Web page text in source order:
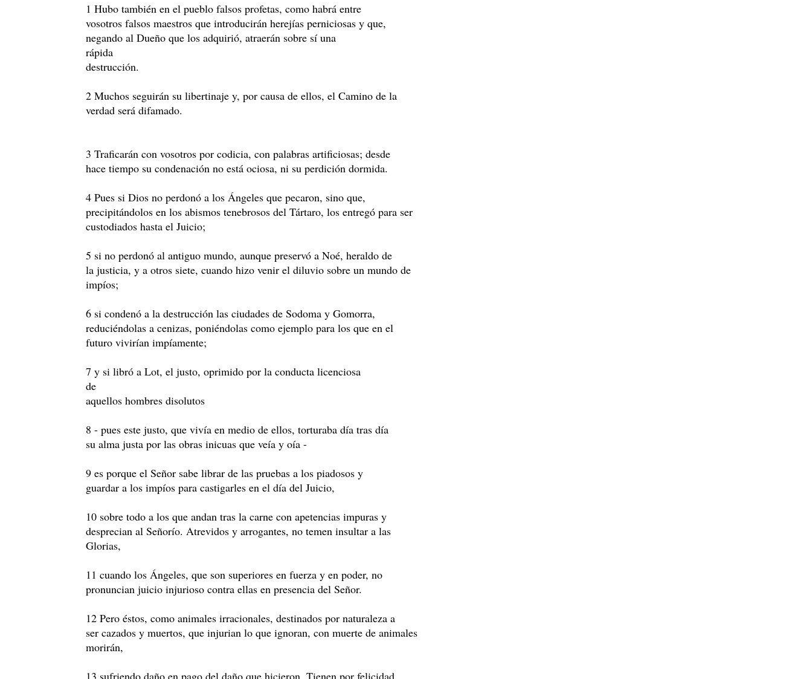
1 Hubo también en el pueblo falsos profetas, como habrá entre
vosotros falsos maestros que introducirán herejías perniciosas y que,
negando al Dueño que los adquirió, atraerán sobre sí una
rápida
destrucción.
2 Muchos seguirán su libertinaje y, por causa de ellos, el Camino de la
verdad será difamado.
3 Traficarán con vosotros por codicia, con palabras artificiosas; desde
hace tiempo su condenación no está ociosa, ni su perdición dormida.
4 Pues si Dios no perdonó a los Ángeles que pecaron, sino que,
precipitándolos en los abismos tenebrosos del Tártaro, los entregó para ser
custodiados hasta el Juicio;
5 si no perdonó al antiguo mundo, aunque preservó a Noé, heraldo de
la justicia, y a otros siete, cuando hizo venir el diluvio sobre un mundo de
impíos;
6 si condenó a la destrucción las ciudades de Sodoma y Gomorra,
reduciéndolas a cenizas, poniéndolas como ejemplo para los que en el
futuro vivirían impíamente;
7 y si libró a Lot, el justo, oprimido por la conducta licenciosa
de
aquellos hombres disolutos
8 - pues este justo, que vivía en medio de ellos, torturaba día tras día
su alma justa por las obras inicuas que veía y oía -
9 es porque el Señor sabe librar de las pruebas a los piadosos y
guardar a los impíos para castigarles en el día del Juicio,
10 sobre todo a los que andan tras la carne con apetencias impuras y
desprecian al Señorío. Atrevidos y arrogantes, no temen insultar a las
Glorias,
11 cuando los Ángeles, que son superiores en fuerza y en poder, no
pronuncian juicio injurioso contra ellas en presencia del Señor.
12 Pero éstos, como animales irracionales, destinados por naturaleza a
ser cazados y muertos, que injurian lo que ignoran, con muerte de animales
morirán,
13 sufriendo daño en pago del daño que hicieron. Tienen por felicidad